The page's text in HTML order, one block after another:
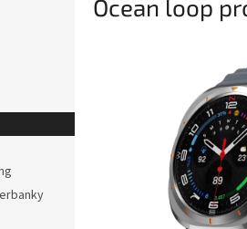
Ocean loop